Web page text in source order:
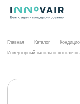
Главная Каталог
Инверторный напольно-